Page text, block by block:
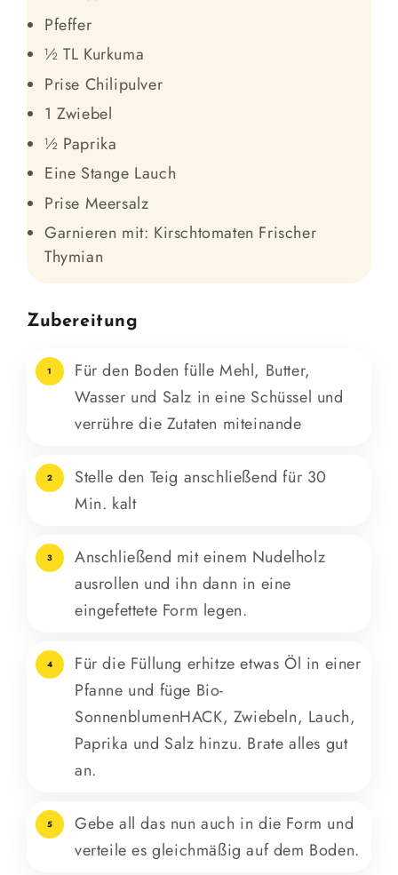
Pfeffer
½ TL Kurkuma
Prise Chilipulver
1 Zwiebel
½ Paprika
Eine Stange Lauch
Prise Meersalz
Garnieren mit: Kirschtomaten Frischer
Thymian
Zubereitung
1
Für den Boden fülle Mehl, Butter,
Wasser und Salz in eine Schüssel und
verrühre die Zutaten miteinande
2
Stelle den Teig anschließend für 30
Min. kalt
3
Anschließend mit einem Nudelholz
ausrollen und ihn dann in eine
eingefettete Form legen.
4
Für die Füllung erhitze etwas Öl in einer
Pfanne und füge Bio-
SonnenblumenHACK, Zwiebeln, Lauch,
Paprika und Salz hinzu. Brate alles gut
an.
5
Gebe all das nun auch in die Form und
verteile es gleichmäßig auf dem Boden.